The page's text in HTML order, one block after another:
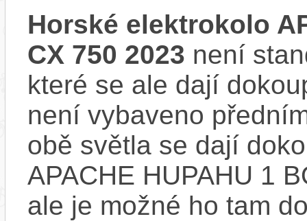
Horské elektrokolo
CX 750 2023 není
které se ale dají
není vybaveno
obě světla se dají
APACHE HUPAHU 1
ale je možné ho tam